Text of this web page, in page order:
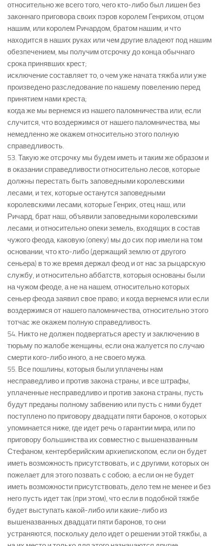
относительно же всего того, чего кто-либо был лишен без
законнаго приговора своих пэров королем Генрихом, отцом
нашим, или королем Ричардом, братом нашим, и что
находится в наших руках или чем другие владеют под нашим
обезпечением, мы получим отсрочку до конца обычнаго
срока принявших крест;
исключение составляет то, о чем уже начата тяжба или уже
произведено разследование по нашему повелению перед
принятием нами креста;
когда же мы вернемся из нашего паломничества или, если
случится, что воздержимся от нашего паломничества, мы
немедленно же окажем относительно этого полную
справедливость.
53. Такую же отсрочку мы будем иметь и таким же образом и
в оказании справедливости относительно лесов, которые
должны перестать быть заповедными королевскими
лесами, и тех, которые останутся заповедными
королевскими лесами, которые Генрих, отец наш, или
Ричард, брат наш, объявили заповедными королевскими
лесами, и относительно опеки земель, входящих в состав
чужого феода, каковую (опеку) мы до сих пор имели на том
основании, что кто-либо (держащий землю от другого
сеньера) в то же время держал феод и от нас за рыцарскую
службу, и относительно аббатств, которыя основаны были
на чужом феоде, а не на нашем, относительно которых
сеньер феода заявил свое право; и когда вернемся или если
воздержимся от нашего паломничества, относительно этого
тотчас же окажем полную справедливость.
54. Никто не должен подвергаться аресту и заключению в
тюрьму по жалобе женщины, если она жалуется по случаю
смерти кого-либо иного, а не своего мужа.
55. Все пошлины, которыя были уплачены нам
несправедливо и против закона страны, и все штрафы,
уплаченные несправедливо и против закона страны, пусть
будут преданы полному забвению или пусть с ними будет
поступлено по приговору двадцати пяти баронов, о которых
упоминается ниже, где идет речь о гарантии мира, или по
приговору большинства их совместно с вышеназванным
Стефаном, кентерберийским архиепископом, если он будет
иметь возможность присутствовать, и с другими, которых он
пожелает для этого позвать с собою; а если он не будет
иметь возможности присутствовать, дело тем не менее и без
него пусть идет так (при этом), что если в подобной тяжбе
будет выступать какой-либо или какие-либо из
вышеназванных двадцати пяти баронов, то они
устраняются, поскольку дело идет о решении этой тяжбы, а